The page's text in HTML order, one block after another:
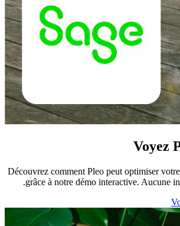
Voyez
Découvrez comment Pleo peut optimiser
grâce à notre démo interactive. Aucune